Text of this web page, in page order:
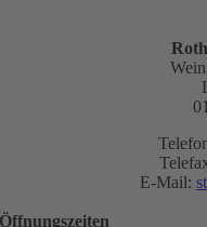
E-Mail:
Öffnungszeiten